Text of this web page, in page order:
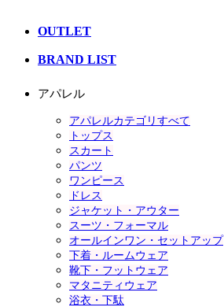
OUTLET
BRAND LIST
アパレル
アパレルカテゴリすべて
トップス
スカート
パンツ
ワンピース
ドレス
ジャケット・アウター
スーツ・フォーマル
オールインワン・セットアップ
下着・ルームウェア
靴下・フットウェア
マタニティウェア
浴衣・下駄